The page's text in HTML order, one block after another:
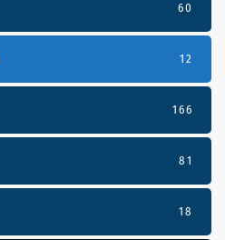
60
12
166
81
18